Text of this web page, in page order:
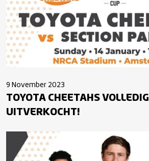
9 November 2023
TOYOTA CHEETAHS VOLLEDIG
UITVERKOCHT!